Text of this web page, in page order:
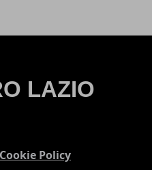
Cookie Policy